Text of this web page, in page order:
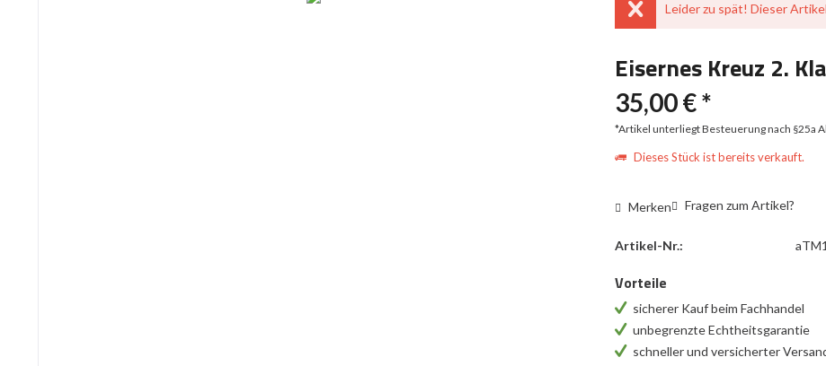
Leider zu spät! Dieser
Eisernes Kreuz 2.
35,00 € *
*Artikel unterliegt Besteuerung nach §25a
Dieses Stück ist bereits verkauft.
Merken Fragen zum Artikel?
Artikel-Nr.:
Vorteile
sicherer Kauf beim Fachhandel
unbegrenzte Echtheitsgarantie
schneller und versicherter